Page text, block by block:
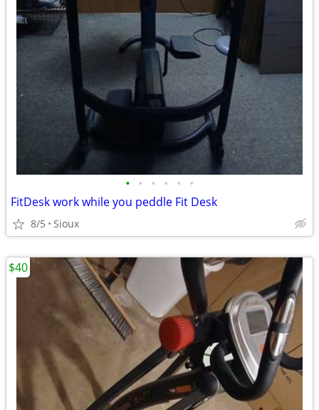
• • • • • •
FitDesk work while you peddle Fit Desk
8/5 Sioux
$40